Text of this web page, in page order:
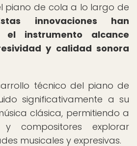
piano de cola a lo largo de
innovaciones han
el instrumento alcance
y calidad sonora
técnico del piano de
significativamente a su
clásica, permitiendo a
compositores explorar
musicales y expresivas.